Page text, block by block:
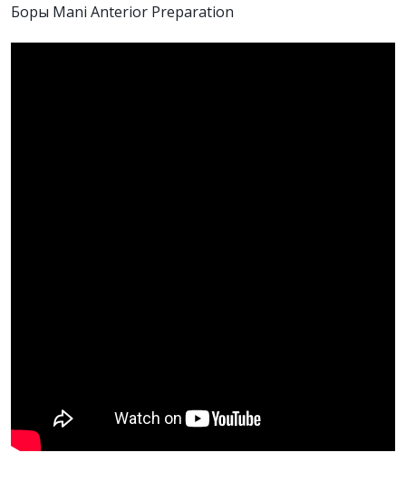
Боры Mani Anterior Preparation